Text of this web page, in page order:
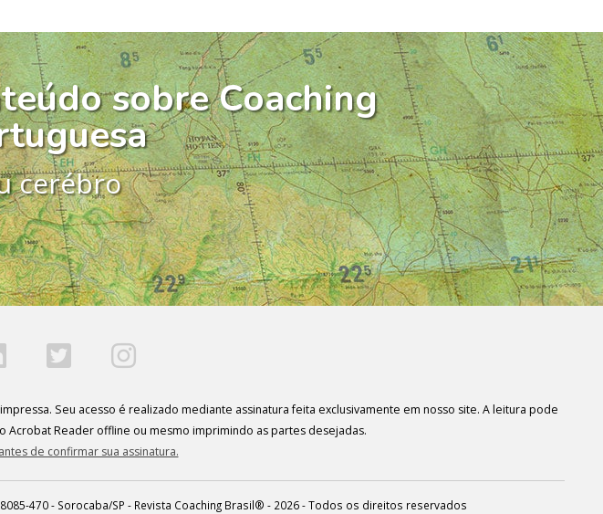
sobre Coaching
cerébro
Seu acesso é realizado mediante assinatura feita exclusivamente em nosso site. A leitura pode
Reader offline ou mesmo imprimindo as partes desejadas.
de confirmar sua assinatura.
470 - Sorocaba/SP - Revista Coaching Brasil® - 2026 - Todos os direitos reservados